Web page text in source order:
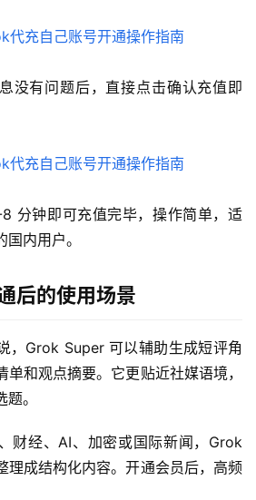
没有问题后，直接点击确认充值即
分钟即可充值完毕，操作简单，适
内用户。
后的使用场景
，Grok Super 可以辅助生成短评角
和观点摘要。它更贴近社媒语境，
。
财经、AI、加密或国际新闻，Grok
理成结构化内容。开通会员后，高频